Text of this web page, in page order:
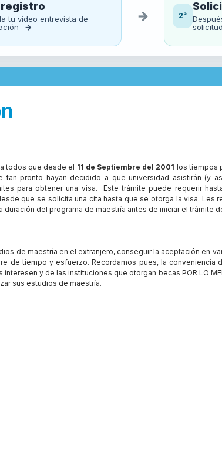
tu video entrevista de
→
→ 2°
solicitud
todos que desde el 11 de Septiembre del 2001 los tiempos
pronto hayan decidido a que universidad asistirán (y
para obtener una visa. Este trámite puede requerir
que se solicita una cita hasta que se otorga la visa. Les
duración del programa de maestría antes de iniciar el trámite
de maestría en el extranjero, conseguir la aceptación en
de tiempo y esfuerzo. Recordamos pues, la conveniencia
y de las instituciones que otorgan becas POR LO
sus estudios de maestría.